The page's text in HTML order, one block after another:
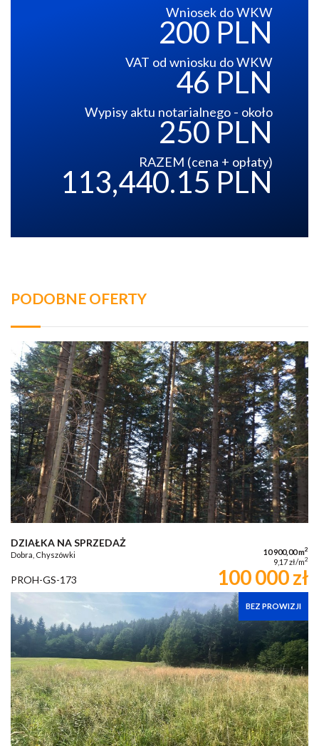
Wniosek do WKW
200 PLN
VAT od wniosku do WKW
46 PLN
Wypisy aktu notarialnego - około
250 PLN
RAZEM (cena + opłaty)
113,440.15 PLN
PODOBNE OFERTY
DZIAŁKA NA SPRZEDAŻ
Dobra, Chyszówki 10 900,00 m2
9,17 zł/m2
PROH-GS-173 100 000 zł
BEZ PROWIZJI